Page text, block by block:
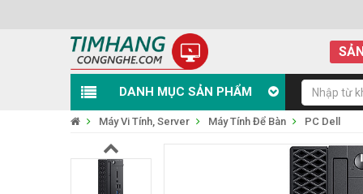
DANH MỤC SẢN PHẨM
Máy Vi Tính, Server Máy Tính Để Bàn PC Dell